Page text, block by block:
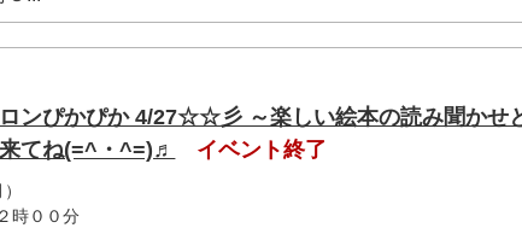
ンぴかぴか 4/27☆☆彡 ～楽しい絵本の読み聞かせ
てね(=^・^=)♬
イベント終了
時００分